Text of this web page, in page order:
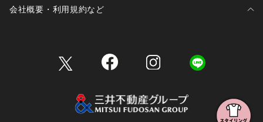
会社概要・利用規約など